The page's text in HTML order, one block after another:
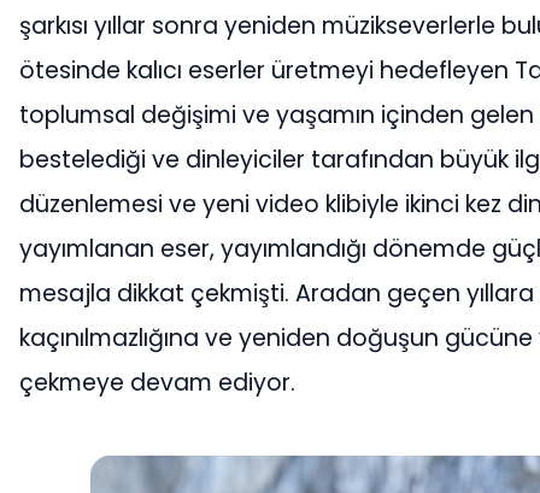
şarkısı yıllar sonra yeniden müzikseverlerle
ötesinde kalıcı eserler üretmeyi hedefleyen
toplumsal değişimi ve yaşamın içinden gelen
bestelediği ve dinleyiciler tarafından büyük
düzenlemesi ve yeni video klibiyle ikinci kez
yayımlanan eser, yayımlandığı dönemde
mesajla dikkat çekmişti. Aradan geçen
kaçınılmazlığına ve yeniden doğuşun
çekmeye devam ediyor.